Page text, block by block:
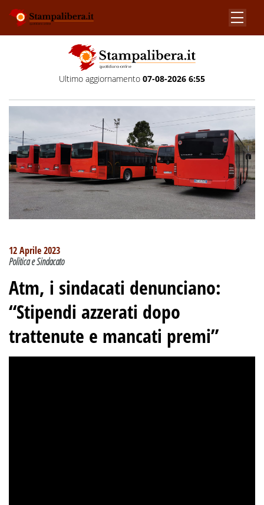
Ultimo aggiornamento 07-08-2026 6:55
12 Aprile 2023
Politica e Sindacato
Atm, i sindacati denunciano:
“Stipendi azzerati dopo
trattenute e mancati premi”